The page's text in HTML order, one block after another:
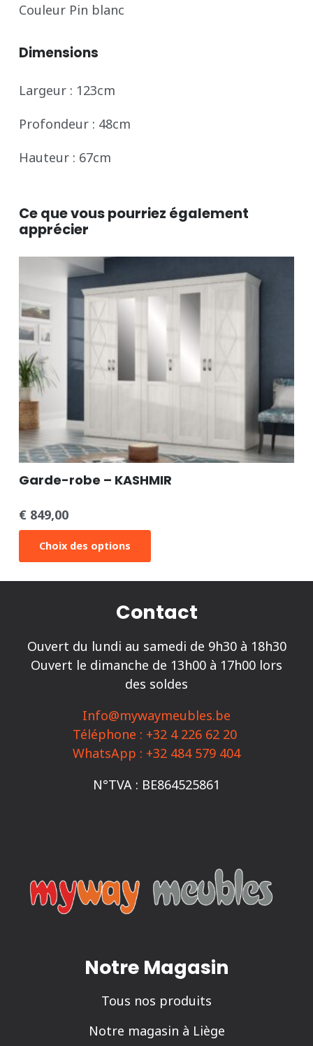
Couleur Pin blanc
Dimensions
Largeur : 123cm
Profondeur : 48cm
Hauteur : 67cm
Ce que vous pourriez également
apprécier
Garde-robe – KASHMIR
€ 849,00
Choix des options
produit
a
plusieurs
Les
options
peuvent
choisies
sur
page
Notre Magasin
Tous nos produits
Notre magasin à Liège
Contact
Ouvert du lundi au samedi de 9h30 à 18h30
Ouvert le dimanche de 13h00 à 17h00 lors
des soldes
Info@mywaymeubles.be
Téléphone : +32 4 226 62 20
WhatsApp : +32 484 579 404
N°TVA : BE864525861